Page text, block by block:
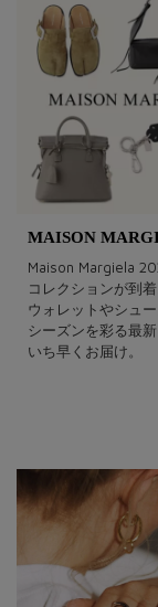
MAISON
Maison Margiela
コレクションが到
ウォレットやシュ
シーズンを彩る最
いち早くお届け。